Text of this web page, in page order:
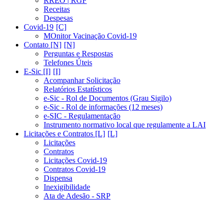
Receitas
Despesas
Covid-19
MOnitor Vacinação Covid-19
Contato [N]
Perguntas e Respostas
Telefones Úteis
E-Sic [I]
Acompanhar Solicitação
Relatórios Estatísticos
e-Sic - Rol de Documentos (Grau Sigilo)
e-Sic - Rol de informações (12 meses)
e-SIC - Regulamentação
Instrumento normativo local que regulamente a LAI
Licitações e Contratos [L]
Licitações
Contratos
Licitações Covid-19
Contratos Covid-19
Dispensa
Inexigibilidade
Ata de Adesão - SRP